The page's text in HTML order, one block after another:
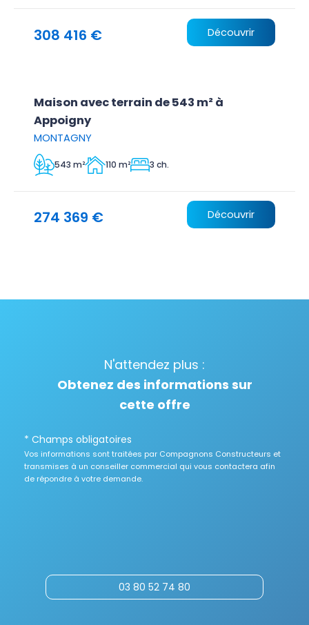
308 416 € Découvrir
Maison avec terrain de 543 m² à
Appoigny
MONTAGNY
543 m² 110 m² 3 ch.
274 369 € Découvrir
N'attendez plus :
Obtenez des informations sur
cette offre
* Champs obligatoires
Vos informations sont traitées par Compagnons Constructeurs et
transmises à un conseiller commercial qui vous contactera afin
de répondre à votre demande.
03 80 52 74 80